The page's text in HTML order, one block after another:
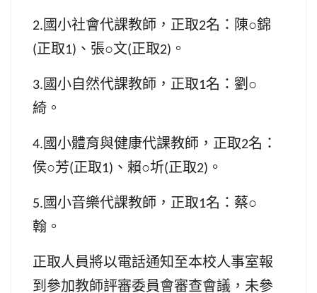
2. 國小社會代課教師，正取2名：陳○錦
(正取1) 、張○文(正取2) 。
3. 國小自然代課教師，正取1名：劉 ○
綺。
4. 國小體育與健康代課教師，正取2名：
侯○芳(正取1) 、賴○圻(正取2) 。
5. 國小音樂代課教師，正取1名：蔡○
翰。
正取人員將以電話通知至本校人事室報
到參加教師評審委員會審查會議，未參